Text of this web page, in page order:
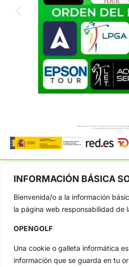
INFORMACIÓN BÁSICA
Bienvenida/o a la información
la página web responsabilidad de
OPENGOLF
Una cookie o galleta informática
información que se guarda en tu
OpenGolf ofrece toda la
profesional y amateur, resultados
Jon Rahm, LIV Golf, PGA Tour,
Categorias
Inicio